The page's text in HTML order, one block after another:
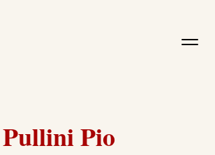
Pullini Pio